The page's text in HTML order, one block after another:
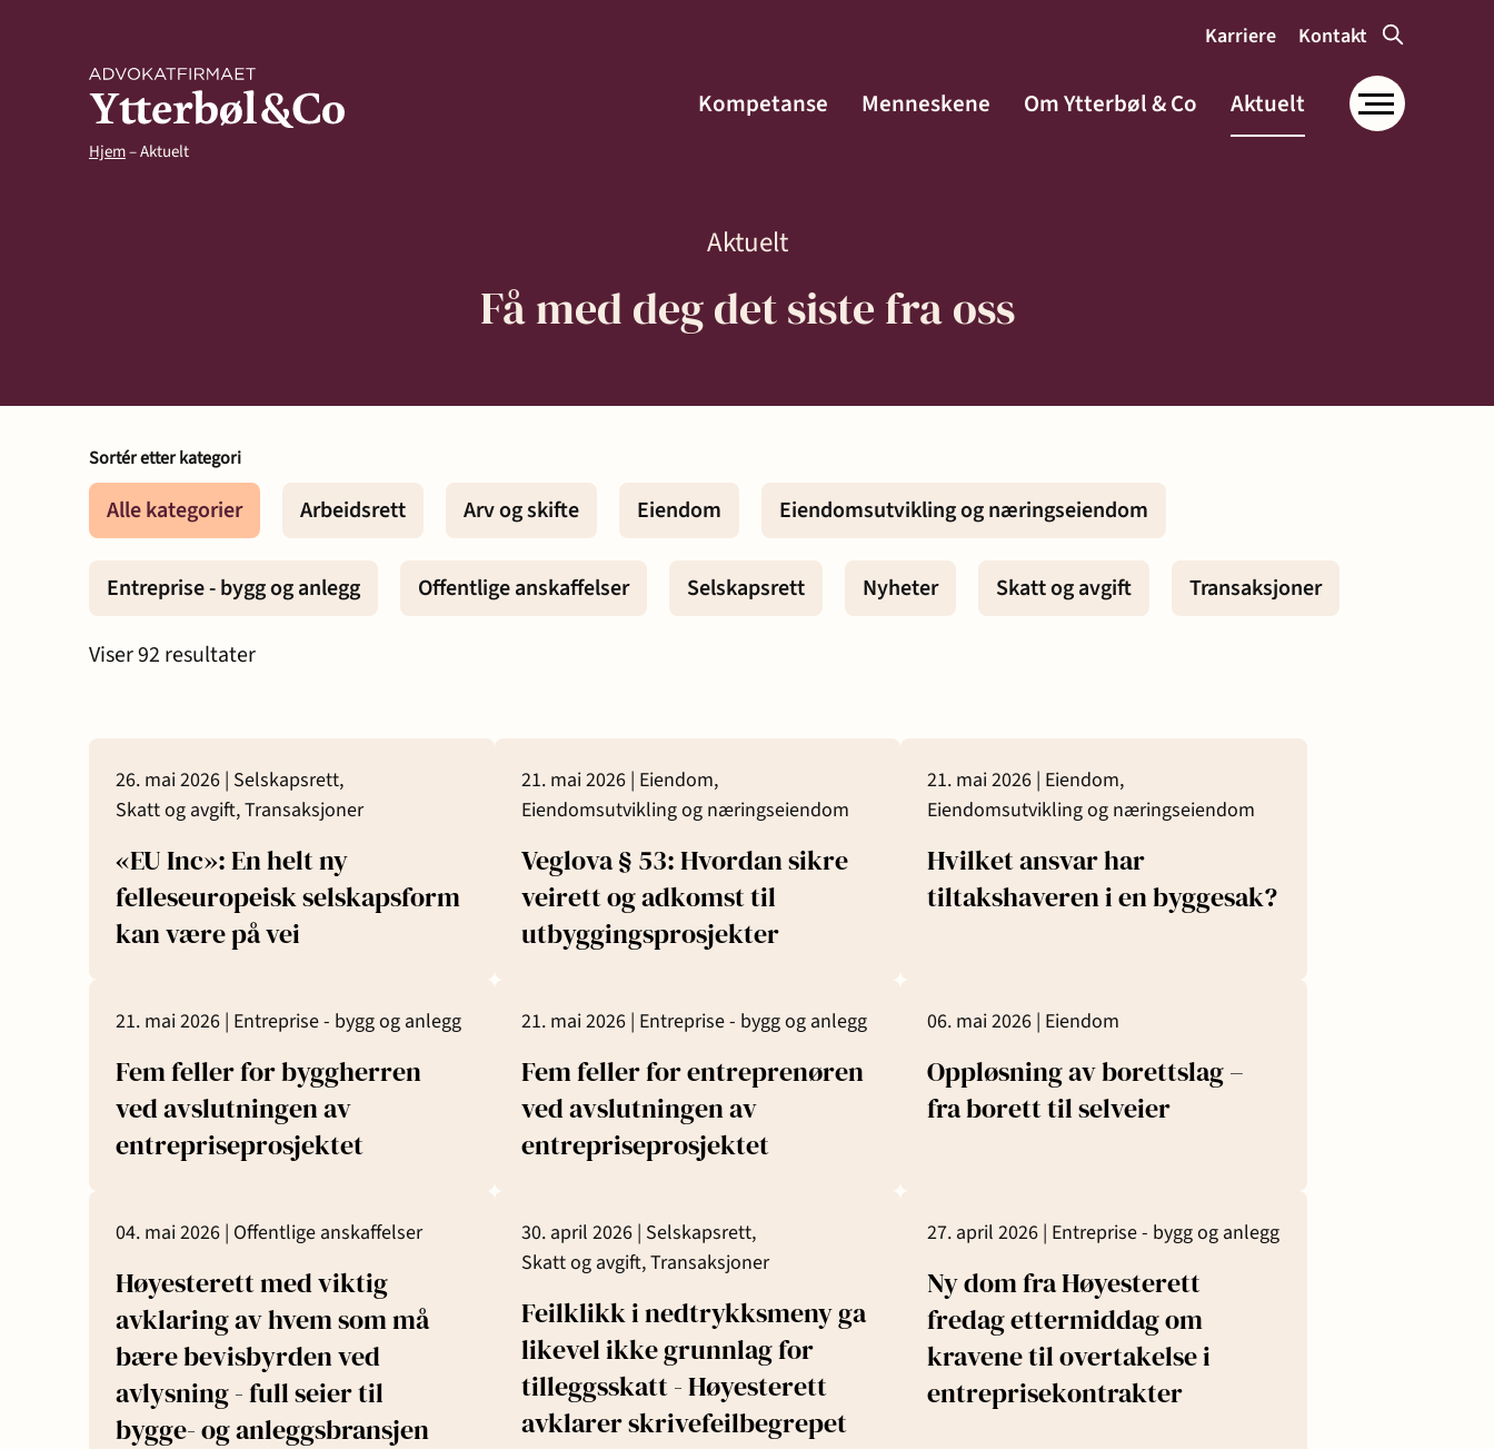
Karriere Kontakt
Kompetanse Menneskene Om Ytterbøl & Co Aktuelt
Hjem–Aktuelt
Aktuelt
Få med deg det siste fra oss
Sortér etter kategori
Alle kategorier Arbeidsrett Arv og skifte Eiendom Eiendomsutvikling og næringseiendom
Entreprise - bygg og anlegg Offentlige anskaffelser Selskapsrett Nyheter Skatt og avgift Transaksjoner
Viser92 resultater
26. mai 2026 | Selskapsrett,
Skatt og avgift,Transaksjoner
«EU Inc»: En helt ny
felleseuropeisk selskapsform
kan være på vei
21. mai 2026 | Eiendom,
Eiendomsutvikling og næringseiendom
Veglova § 53: Hvordan sikre
veirett og adkomst til
utbyggingsprosjekter
21. mai 2026 | Eiendom,
Eiendomsutvikling og næringseiendom
Hvilket ansvar har
tiltakshaveren i en byggesak?
21. mai 2026 | Entreprise - bygg og anlegg
Fem feller for byggherren
ved avslutningen av
entrepriseprosjektet
21. mai 2026 | Entreprise - bygg og anlegg
Fem feller for entreprenøren
ved avslutningen av
entrepriseprosjektet
06. mai 2026 | Eiendom
Oppløsning av borettslag –
fra borett til selveier
04. mai 2026 | Offentlige anskaffelser
Høyesterett med viktig
avklaring av hvem som må
bære bevisbyrden ved
avlysning - full seier til
bygge- og anleggsbransjen
30. april 2026 | Selskapsrett,
Skatt og avgift,Transaksjoner
Feilklikk i nedtrykksmeny ga
likevel ikke grunnlag for
tilleggsskatt - Høyesterett
avklarer skrivefeilbegrepet
27. april 2026 | Entreprise - bygg og anlegg
Ny dom fra Høyesterett
fredag ettermiddag om
kravene til overtakelse i
entreprisekontrakter
Arbeidsrett Arv og skifte
Avtaler og kontrakter Eiendom
Eiendomsutvikling og
næringseiendom
Entreprise - bygg og
anlegg
Forbrukersaker Konkurs og insolvens
Offentlige anskaffelser Selskapsrett
Skatt og avgift
Transaksjoner
Menneskene
Oppdragsvilkår